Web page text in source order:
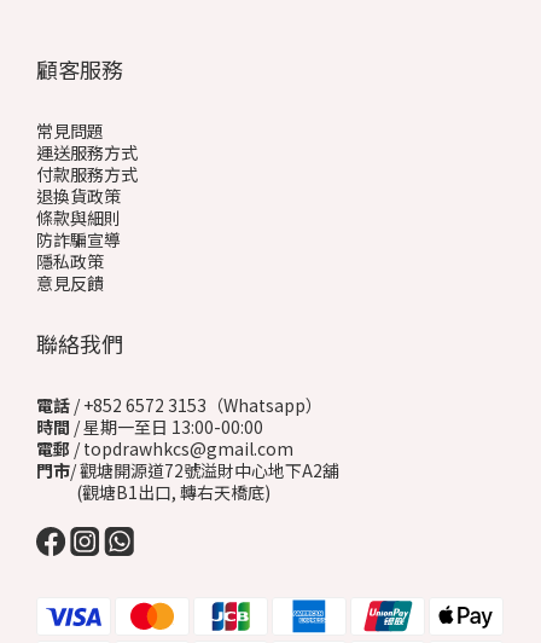
顧客服務
常見問題
運送服務方式
付款服務方式
退換貨政策
條款與細則
防詐騙宣導
隱私政策
意見反饋
聯絡我們
電話 / +852 6572 3153（Whatsapp）
時間 / 星期一至日 13:00-00:00
電郵 / topdrawhkcs@gmail.com
門市/ 觀塘開源道72號溢財中心地下A2舖
(觀塘B1出口, 轉右天橋底)